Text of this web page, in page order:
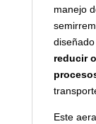
manejo
reducir
Este